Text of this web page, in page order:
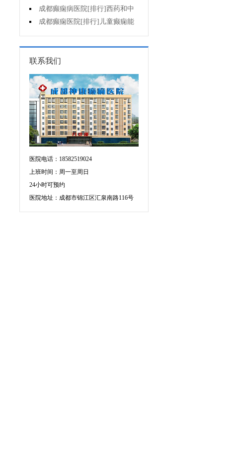
要留意什么?
成都癫痫病医院[排行]西药和中
药治羊癫疯哪个好?
成都癫痫医院[排行]儿童癫痫能
治疗好吗?
联系我们
医院电话：18582519024
上班时间：周一至周日
24小时可预约
医院地址：成都市锦江区汇泉南路116号